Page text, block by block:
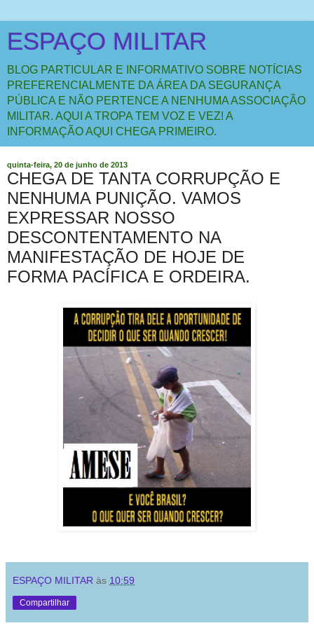
ESPAÇO MILITAR
BLOG PARTICULAR E INFORMATIVO SOBRE NOTÍCIAS
PREFERENCIALMENTE DA ÁREA DA SEGURANÇA
PÚBLICA E NÃO PERTENCE A NENHUMA ASSOCIAÇÃO
MILITAR. AQUI A TROPA TEM VOZ E VEZ! A
INFORMAÇÃO AQUI CHEGA PRIMEIRO.
quinta-feira, 20 de junho de 2013
CHEGA DE TANTA CORRUPÇÃO E
NENHUMA PUNIÇÃO. VAMOS
EXPRESSAR NOSSO
DESCONTENTAMENTO NA
MANIFESTAÇÃO DE HOJE DE
FORMA PACÍFICA E ORDEIRA.
ESPAÇO MILITAR às 10:59
Compartilhar